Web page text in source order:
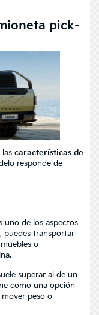
pick-
características de
responde de
uno de los aspectos
puedes transportar
o
superar al de un
como una opción
peso o